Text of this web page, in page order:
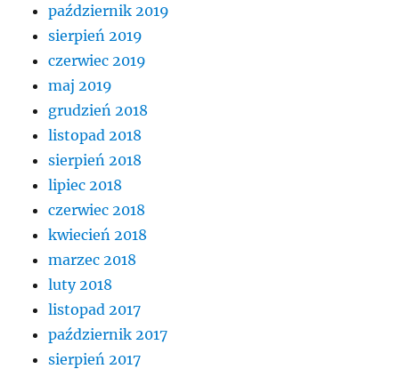
październik 2019
sierpień 2019
czerwiec 2019
maj 2019
grudzień 2018
listopad 2018
sierpień 2018
lipiec 2018
czerwiec 2018
kwiecień 2018
marzec 2018
luty 2018
listopad 2017
październik 2017
sierpień 2017